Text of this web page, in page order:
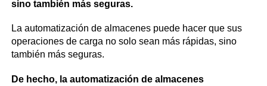
sino también más seguras.
La automatización de almacenes puede hacer que sus
operaciones de carga no solo sean más rápidas, sino
también más seguras.
De hecho, la automatización de almacenes